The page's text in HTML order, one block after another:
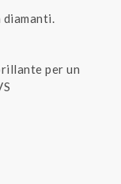
diamanti.
per un